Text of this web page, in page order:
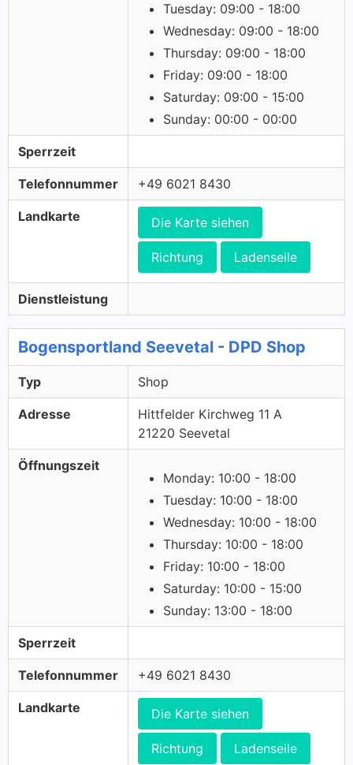
Tuesday: 09:00 - 18:00
Wednesday: 09:00 - 18:00
Thursday: 09:00 - 18:00
Friday: 09:00 - 18:00
Saturday: 09:00 - 15:00
Sunday: 00:00 - 00:00
Sperrzeit
Telefonnummer +49 6021 8430
Landkarte Die Karte siehen
Richtung Ladenseile
Dienstleistung
Bogensportland Seevetal - DPD Shop
Typ Shop
Adresse
Hittfelder Kirchweg 11 A
21220 Seevetal
Öffnungszeit
Monday: 10:00 - 18:00
Tuesday: 10:00 - 18:00
Wednesday: 10:00 - 18:00
Thursday: 10:00 - 18:00
Friday: 10:00 - 18:00
Saturday: 10:00 - 15:00
Sunday: 13:00 - 18:00
Sperrzeit
Telefonnummer +49 6021 8430
Landkarte Die Karte siehen
Richtung Ladenseile